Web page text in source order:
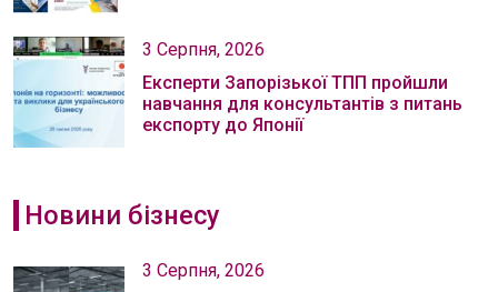
3 Серпня, 2026
Експерти Запорізької ТПП пройшли
навчання для консультантів з питань
експорту до Японії
Новини бізнесу
3 Серпня, 2026